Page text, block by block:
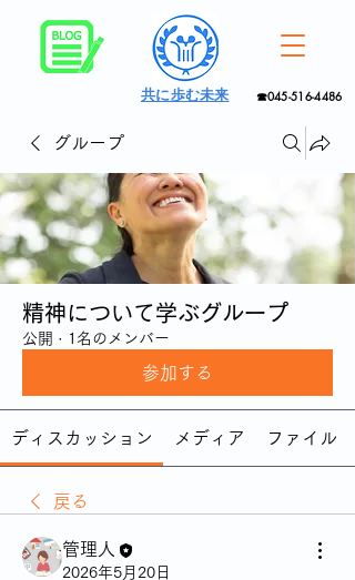
☎045-516-4486
共に歩む未来
グループ
精神について学ぶグループ
公開 · 1名のメンバー
参加する
ディスカッション メディア ファイル
戻る
管理人
2026年5月20日